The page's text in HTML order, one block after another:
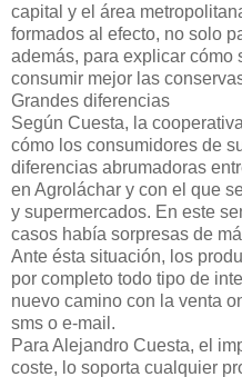
capital y el área
formados al efecto, no solo
además, para explicar cómo
consumir mejor las
Grandes diferencias
Según Cuesta, la
cómo los consumidores de
diferencias abrumadoras
en Agroláchar y con el que
y supermercados. En este
casos había sorpresas de
Ante ésta situación, los
por completo todo tipo de
nuevo camino con la venta
sms o e-mail.
Para Alejandro Cuesta, el
coste, lo soporta cualquier